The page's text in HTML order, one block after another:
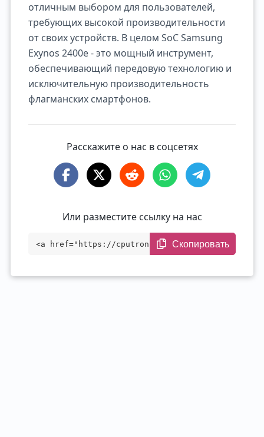
отличным выбором для пользователей,
требующих высокой производительности
от своих устройств. В целом SoC Samsung
Exynos 2400e - это мощный инструмент,
обеспечивающий передовую технологию и
исключительную производительность
флагманских смартфонов.
Расскажите о нас в соцсетях
Или разместите ссылку на нас
<a href="https://cputronic.com/ru/soc/sa
Скопировать